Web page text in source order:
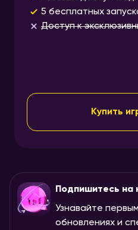
5 бесплатных
Доступ к
Купить
Подпишитесь на
Узнавайте
обновлениях и